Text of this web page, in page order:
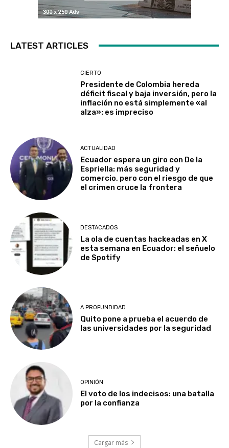
LATEST ARTICLES
CIERTO
Presidente de Colombia hereda
déficit fiscal y baja inversión, pero la
inflación no está simplemente «al
alza»: es impreciso
ACTUALIDAD
Ecuador espera un giro con De la
Espriella: más seguridad y
comercio, pero con el riesgo de que
el crimen cruce la frontera
DESTACADOS
La ola de cuentas hackeadas en X
esta semana en Ecuador: el señuelo
de Spotify
A PROFUNDIDAD
Quito pone a prueba el acuerdo de
las universidades por la seguridad
OPINIÓN
El voto de los indecisos: una batalla
por la confianza
Cargar más